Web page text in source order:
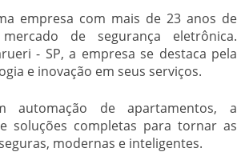
empresa com mais de 23 anos de
de segurança eletrônica.
- SP, a empresa se destaca pela
e inovação em seus serviços.
automação de apartamentos, a
soluções completas para tornar as
modernas e inteligentes.